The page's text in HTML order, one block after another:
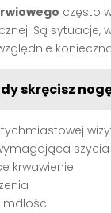
często
Są sytuacje,
skręcisz
szycia
krwawienie
mdłości